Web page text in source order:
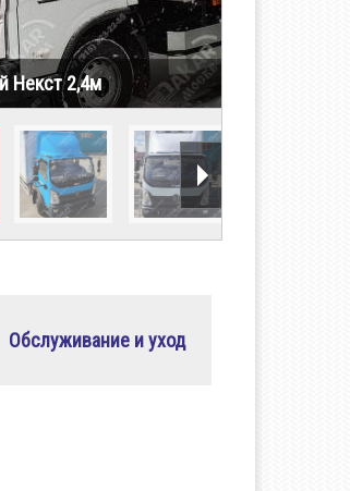
Некст 2,4м
Обслуживание и уход